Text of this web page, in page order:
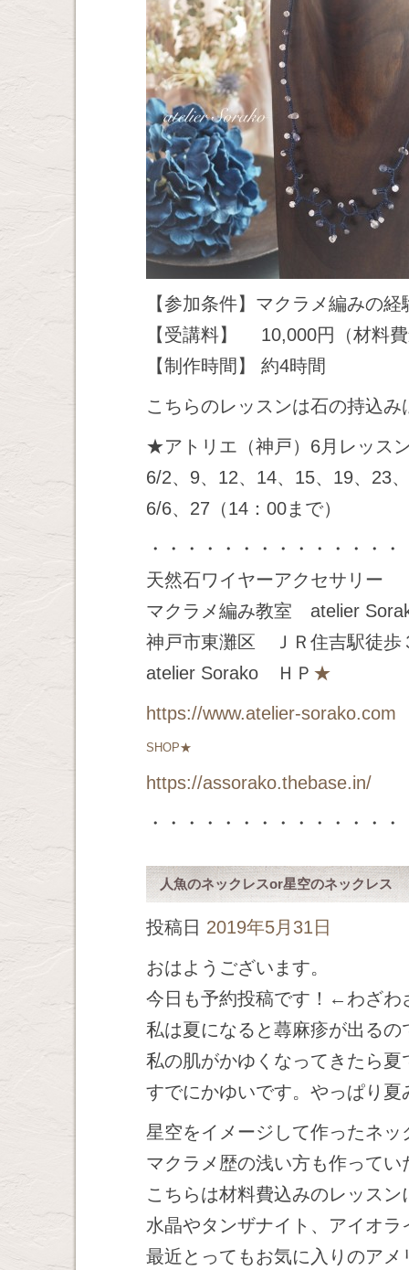
【参加条件】マクラメ編みの
【受講料】 10,000円（材料
【制作時間】 約4時間
こちらのレッスンは石の持込み
★アトリエ（神戸）6月レッス
6/2、9、12、14、15、19、23
6/6、27（14：00まで）
・・・・・・・・・・・・・・
天然石ワイヤーアクセサリー
マクラメ編み教室 atelier
神戸市東灘区 ＪＲ住吉駅徒歩
atelier Sorako ＨＰ ★
https://www.atelier-sorako.com
SHOP★
https://assorako.thebase.in/
・・・・・・・・・・・・・・
人魚のネックレスor星空のネックレス
投稿日 2019年5月31日
おはようございます。
今日も予約投稿です！←わざわ
私は夏になると蕁麻疹が出る
私の肌がかゆくなってきたら夏
すでにかゆいです。やっぱり夏
星空をイメージして作ったネ
マクラメ歴の浅い方も作ってい
こちらは材料費込みのレッスン
水晶やタンザナイト、アイオ
最近とってもお気に入りのア